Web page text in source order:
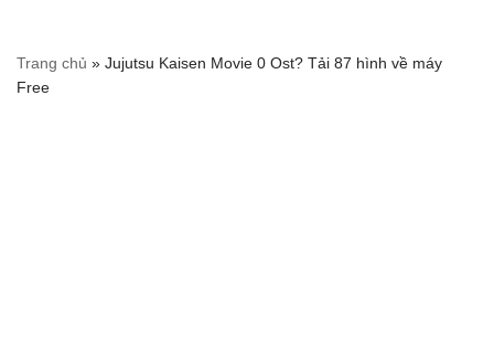
Trang chủ » Jujutsu Kaisen Movie 0 Ost? Tải 87 hình về máy
Free